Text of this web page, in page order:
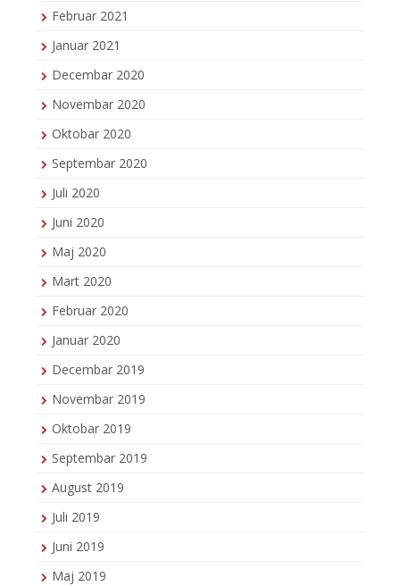
Februar 2021
Januar 2021
Decembar 2020
Novembar 2020
Oktobar 2020
Septembar 2020
Juli 2020
Juni 2020
Maj 2020
Mart 2020
Februar 2020
Januar 2020
Decembar 2019
Novembar 2019
Oktobar 2019
Septembar 2019
August 2019
Juli 2019
Juni 2019
Maj 2019